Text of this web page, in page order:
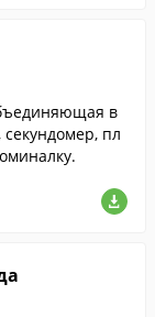
пл